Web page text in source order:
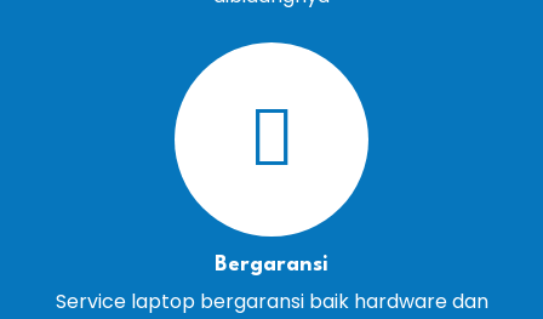
Bergaransi
Service laptop bergaransi baik hardware dan